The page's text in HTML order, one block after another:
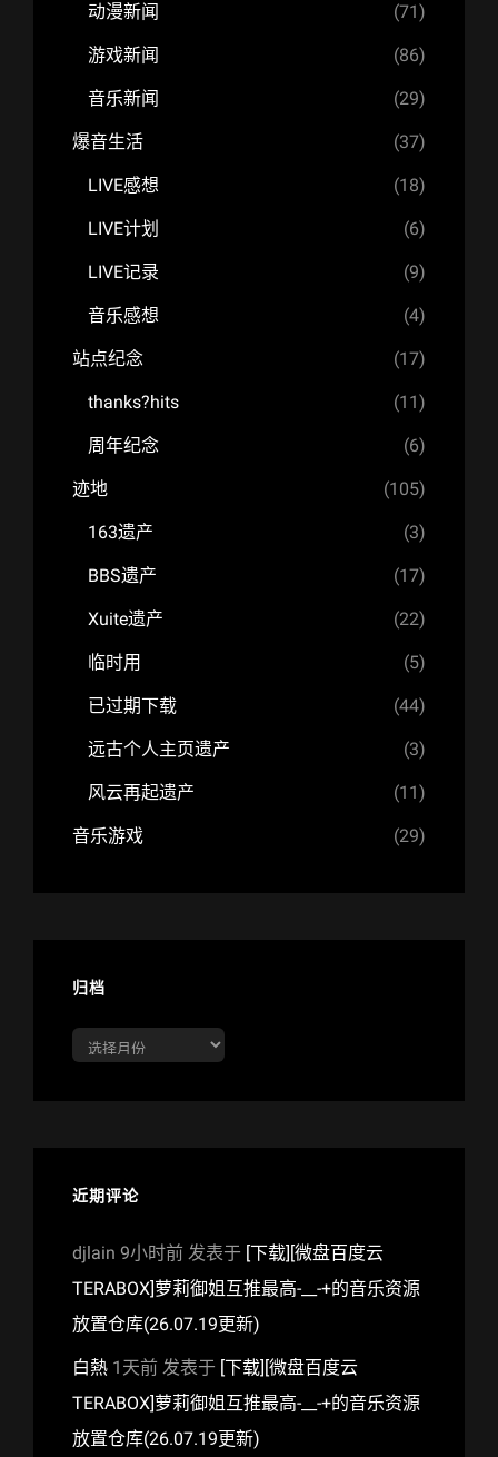
动漫新闻 (71)
游戏新闻 (86)
音乐新闻 (29)
爆音生活 (37)
LIVE感想 (18)
LIVE计划 (6)
LIVE记录 (9)
音乐感想 (4)
站点纪念 (17)
thanks?hits (11)
周年纪念 (6)
迹地 (105)
163遗产 (3)
BBS遗产 (17)
Xuite遗产 (22)
临时用 (5)
已过期下载 (44)
远古个人主页遗产 (3)
风云再起遗产 (11)
音乐游戏 (29)
归档
档
近期评论
djlain 9小时前 发表于 [下载][微盘百度云
TERABOX]萝莉御姐互推最高-__-+的音乐资源
放置仓库(26.07.19更新)
白熱 1天前 发表于 [下载][微盘百度云
TERABOX]萝莉御姐互推最高-__-+的音乐资源
放置仓库(26.07.19更新)